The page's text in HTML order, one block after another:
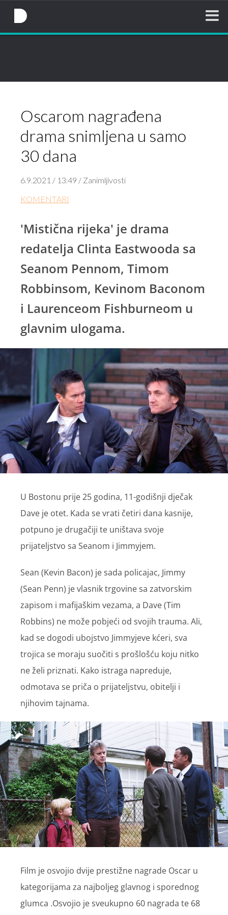
Oscarom nagrađena
drama snimljena u samo
30 dana
6.9.2021 / 13:49 / Zanimljivosti
KOMENTARI
'Mistična rijeka' je drama
redatelja Clinta Eastwooda sa
Seanom Pennom, Timom
Robbinsom, Kevinom Baconom
i Laurenceom Fishburneom u
glavnim ulogama.
U Bostonu prije 25 godina, 11-godišnji dječak
Dave je otet. Kada se vrati četiri dana kasnije,
potpuno je drugačiji te uništava svoje
prijateljstvo sa Seanom i Jimmyjem.
Sean (Kevin Bacon) je sada policajac, Jimmy
(Sean Penn) je vlasnik trgovine sa zatvorskim
zapisom i mafijaškim vezama, a Dave (Tim
Robbins) ne može pobjeći od svojih trauma. Ali,
kad se dogodi ubojstvo Jimmyjeve kćeri, sva
trojica se moraju suočiti s prošlošću koju nitko
ne želi priznati. Kako istraga napreduje,
odmotava se priča o prijateljstvu, obitelji i
njihovim tajnama.
Film je osvojio dvije prestižne nagrade Oscar u
kategorijama za najboljeg glavnog i sporednog
glumca .Osvojio je sveukupno 60 nagrada te 68